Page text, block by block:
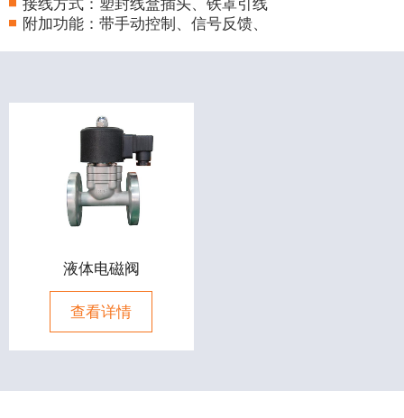
附加功能：带手动控制、信号反馈、
液体电磁阀
查看详情